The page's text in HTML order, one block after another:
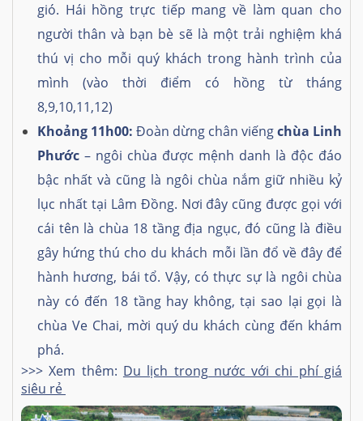
gió. Hái hồng trực tiếp mang về làm quan cho
người thân và bạn bè sẽ là một trải nghiệm khá
thú vị cho mỗi quý khách trong hành trình của
mình (vào thời điểm có hồng từ tháng
8,9,10,11,12)
Khoảng 11h00: Đoàn dừng chân viếngchùa Linh
Phước – ngôi chùa được mệnh danh là độc đáo
bậc nhất và cũng là ngôi chùa nắm giữ nhiều kỷ
lục nhất tại Lâm Đồng. Nơi đây cũng được gọi với
cái tên là chùa 18 tầng địa ngục, đó cũng là điều
gây hứng thú cho du khách mỗi lần đổ về đây để
hành hương, bái tổ. Vậy, có thực sự là ngôi chùa
này có đến 18 tầng hay không, tại sao lại gọi là
chùa Ve Chai, mời quý du khách cùng đến khám
phá.
>>> Xem thêm: Du lịch trong nước với chi phí giá
siêu rẻ